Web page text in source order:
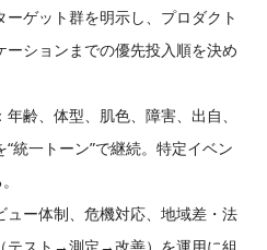
ーゲット群を明示し、プロダクト
ションまでの優先投入順を決め
年齢、体型、肌色、障害、出自、
統一トーン”で継続。特定イベン
ュー体制、危機対応、地域差・法